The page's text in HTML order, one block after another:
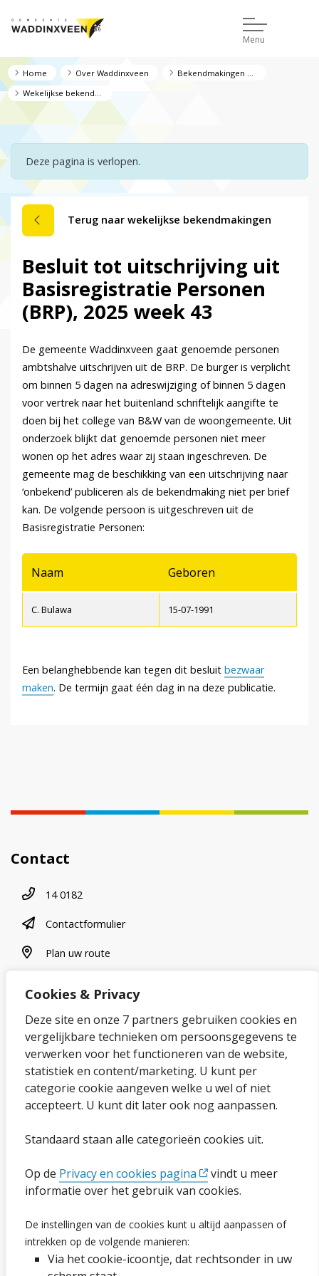
Cookies & Privacy
Deze site en onze 7 partners gebruiken cookies en
vergelijkbare technieken om persoonsgegevens te
verwerken voor het functioneren van de website,
statistiek en content/marketing. U kunt per
categorie cookie aangeven welke u wel of niet
accepteert. U kunt dit later ook nog aanpassen.
Standaard staan alle categorieën cookies uit.
Op de Privacy en cookies pagina
vindt u meer
informatie over het gebruik van cookies.
De instellingen van de cookies kunt u altijd aanpassen of
intrekken op de volgende manieren:
Via het cookie-icoontje, dat rechtsonder in uw
Menu
Home Over Waddinxveen
Wekelijkse bekendmakingen
Deze pagina is verlopen.
Terug naar wekelijkse bekendmakingen
Besluit tot uitschrijving uit
Basisregistratie Personen
(BRP), 2025 week 43
De gemeente Waddinxveen gaat genoemde personen
ambtshalve uitschrijven uit de BRP. De burger is verplicht
om binnen 5 dagen na adreswijziging of binnen 5 dagen
voor vertrek naar het buitenland schriftelijk aangifte te
doen bij het college van B&W van de woongemeente. Uit
onderzoek blijkt dat genoemde personen niet meer
wonen op het adres waar zij staan ingeschreven. De
gemeente mag de beschikking van een uitschrijving naar
‘onbekend’ publiceren als de bekendmaking niet per brief
kan. De volgende persoon is uitgeschreven uit de
Basisregistratie Personen:
Naam Geboren
C. Bulawa 15-07-1991
Een belanghebbende kan tegen dit besluit bezwaar
maken. De termijn gaat één dag in na deze publicatie.
Contact
Telefoonnummer
14 0182
contactformulier
Contactformulier
plan uw route
Plan uw route
Over onze website
Sitemap
Privacybeleid en cookies
Cookies wijzigen
Ga naar de pagina
Proclaimer en copyright
Webarchief